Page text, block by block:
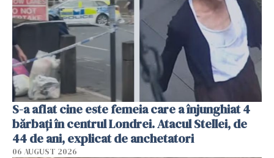
S-a aflat cine este femeia care a înjunghiat 4
bărbați în centrul Londrei. Atacul Stellei, de
44 de ani, explicat de anchetatori
06 AUGUST 2026